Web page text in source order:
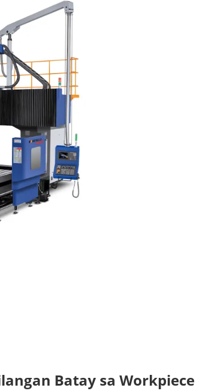
Enerhiya Sa
Batay sa Workpiece